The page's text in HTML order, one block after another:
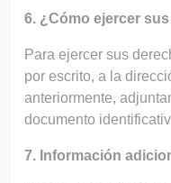
6. ¿Cómo ejercer
Para ejercer sus
por escrito, a la
anteriormente,
documento
7. Información